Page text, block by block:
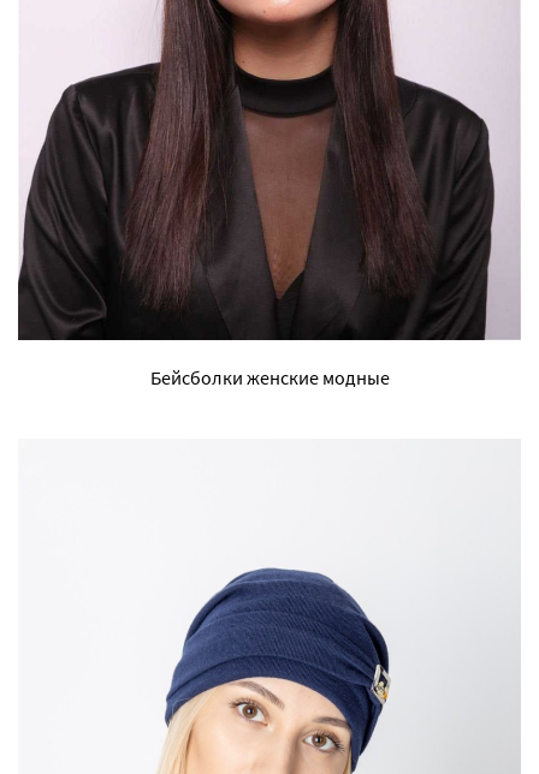
Бейсболки женские модные